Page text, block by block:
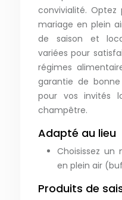
convivialité.
mariage en plein
de saison et
variées pour
régimes
garantie de
pour vos invités
champêtre.
Adapté au lieu
Choisissez
en plein air
Produits de